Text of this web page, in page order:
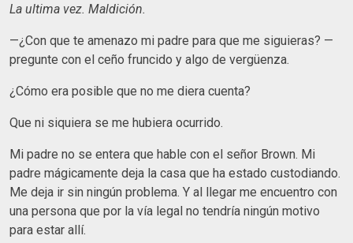
La ultima vez. Maldición.
—¿Con que te amenazo mi padre para que me siguieras? —
pregunte con el ceño fruncido y algo de vergüenza.
¿Cómo era posible que no me diera cuenta?
Que ni siquiera se me hubiera ocurrido.
Mi padre no se entera que hable con el señor Brown. Mi
padre mágicamente deja la casa que ha estado custodiando.
Me deja ir sin ningún problema. Y al llegar me encuentro con
una persona que por la vía legal no tendría ningún motivo
para estar allí.